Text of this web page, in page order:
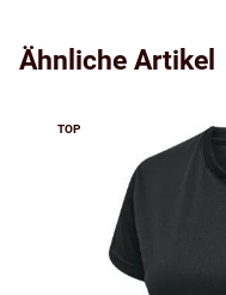
Ähnliche Artikel
TOP